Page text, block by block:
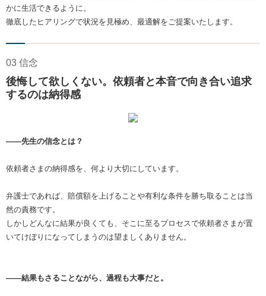
かに生活できるように。
徹底したヒアリングで状況を見極め、最適解をご提案いたします。
03 信念
後悔して欲しくない。依頼者と本音で向き合い追求
するのは納得感
――先生の信念とは？
依頼者さまの納得感を、何より大切にしています。
弁護士であれば、賠償額を上げることや有利な条件を勝ち取ることは当
然の責務です。
しかしどんなに結果が良くても、そこに至るプロセスで依頼者さまが置
いてけぼりになってしまうのは望ましくありません。
――結果もさることながら、過程も大事だと。